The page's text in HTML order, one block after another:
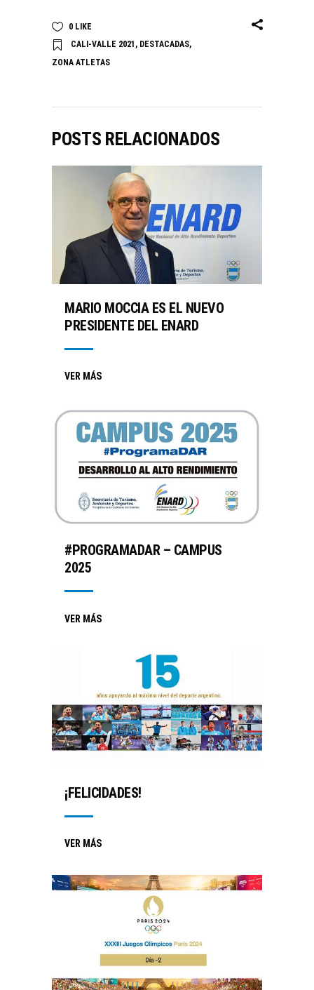
0 LIKE
CALI-VALLE 2021 , DESTACADAS,
ZONA ATLETAS
POSTS RELACIONADOS
MARIO MOCCIA ES EL NUEVO
PRESIDENTE DEL ENARD
VER MÁS
#PROGRAMADAR – CAMPUS
2025
VER MÁS
¡FELICIDADES!
VER MÁS